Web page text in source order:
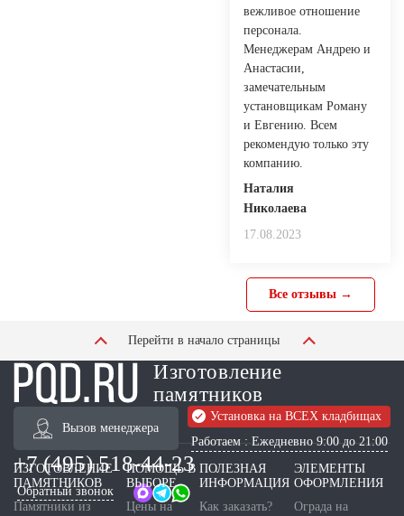
вежливое отношение
персонала.
Менеджерам Андрею и
Анастасии,
замечательным
установщикам Роману
и Евгению. Всем
рекомендую только эту
компанию.
Наталия
Николаева
17.08.2023
Все отзывы →
Перейти в начало страницы
Изготовление
памятников
Вызов менеджера
Установка на ВСЕХ кладбищах
Работаем : Ежедневно 9:00 до 21:00
+7 (495) 518-44-23
Обратный звонок
ИЗГОТОВЛЕНИЕ
ПАМЯТНИКОВ
Памятники из
ПОМОЩЬ В
ВЫБОРЕ
Цены на
ПОЛЕЗНАЯ
ИНФОРМАЦИЯ
Как заказать?
ЭЛЕМЕНТЫ
ОФОРМЛЕНИЯ
Ограда на